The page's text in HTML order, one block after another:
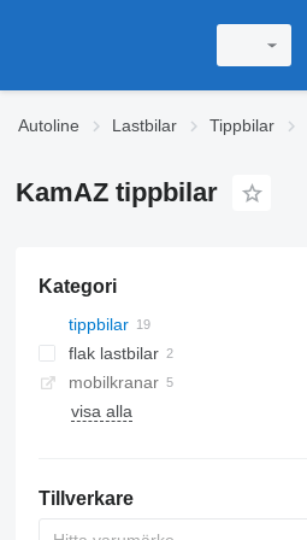
Autoline Lastbilar Tippbilar
KamAZ tippbilar
Kategori
tippbilar
flak lastbilar
mobilkranar
visa alla
Tillverkare